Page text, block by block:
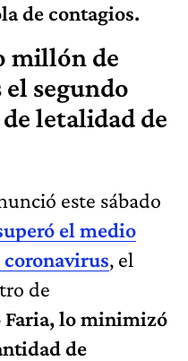
de contagios.
millón de
segundo
letalidad de
este sábado
el medio
, el
de
Faria, lo minimizó
de